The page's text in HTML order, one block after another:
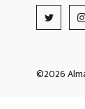
©2026